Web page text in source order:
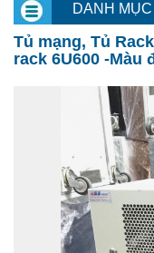
DANH
Tủ mạng, Tủ
rack 6U600 -Màu